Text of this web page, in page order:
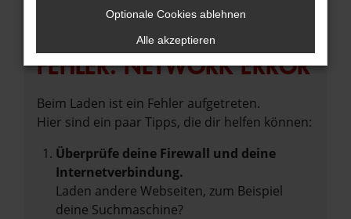
FEHLER: NETWORK ERROR
Beim Laden ist ein Fehler aufgetreten.
Hier sind ein paar Tipps, die dir helfen können:
Überprüfe deine Firewall und deine
Internetverbindung.
Laden andere Webseiten, zum Beispiel
deine Suchmaschine?
Optionale Cookies ablehnen
Alle akzeptieren